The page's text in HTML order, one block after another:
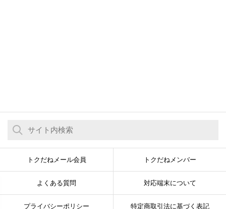
トクだねメール会員 トクだねメンバー
よくある質問 対応端末について
プライバシーポリシー 特定商取引法に基づく表記